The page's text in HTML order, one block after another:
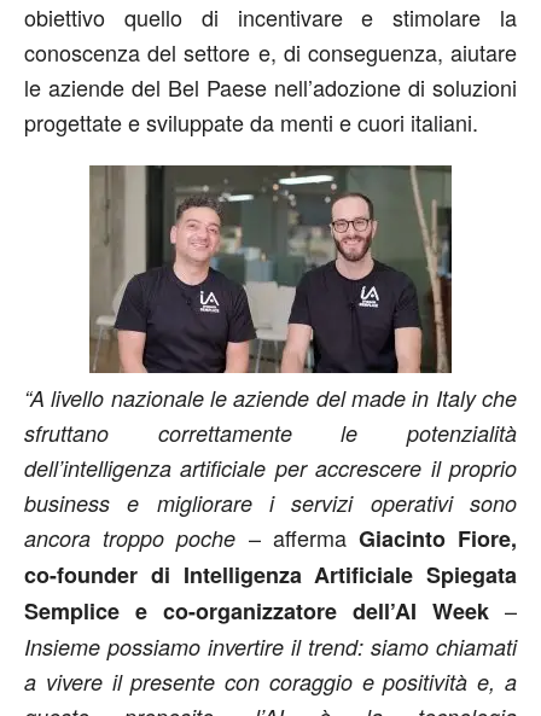
obiettivo quello di incentivare e stimolare la
conoscenza del settore e, di conseguenza, aiutare
le aziende del Bel Paese nell’adozione di soluzioni
progettate e sviluppate da menti e cuori italiani.
“A livello nazionale le aziende del made in Italy che
sfruttano correttamente le potenzialità
dell’intelligenza artificiale per accrescere il proprio
business e migliorare i servizi operativi sono
ancora troppo poche – affermaGiacinto Fiore,
co-founder di Intelligenza Artificiale Spiegata
Semplice e co-organizzatore dell’AI Week –
Insieme possiamo invertire il trend: siamo chiamati
a vivere il presente con coraggio e positività e, a